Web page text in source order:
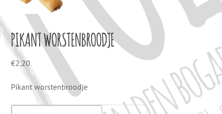
PIKANT WORSTENBROODJE
€2,20
Pikant worstenbroodje